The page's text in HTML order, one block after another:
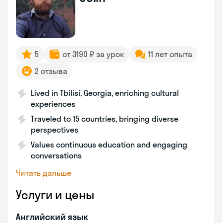
5 от 3190 ₽ за урок
11 лет опыта
2 отзыва
Lived in Tbilisi, Georgia, enriching cultural
experiences
Traveled to 15 countries, bringing diverse
perspectives
Values continuous education and engaging
conversations
Читать дальше
Услуги и цены
Английский язык